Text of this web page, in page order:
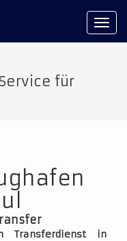
für
Transferdienst in